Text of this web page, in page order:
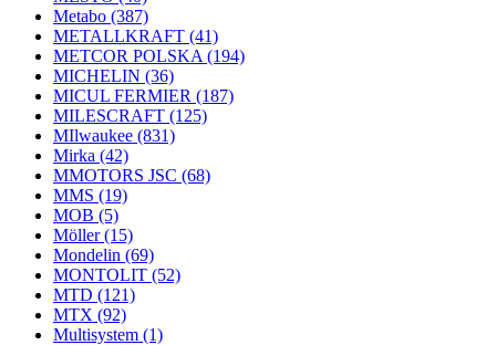
Metabo (387)
METALLKRAFT (41)
METCOR POLSKA (194)
MICHELIN (36)
MICUL FERMIER (187)
MILESCRAFT (125)
MIlwaukee (831)
Mirka (42)
MMOTORS JSC (68)
MMS (19)
MOB (5)
Möller(15)
Mondelin (69)
MONTOLIT (52)
MTD (121)
MTX (92)
Multisystem (1)